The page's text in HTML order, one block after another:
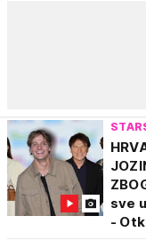
sve
-